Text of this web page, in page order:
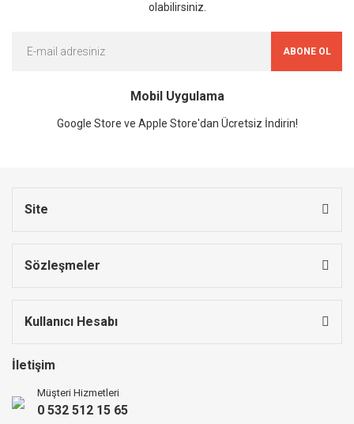
olabilirsiniz.
ABONE OL
Mobil Uygulama
Google Store ve Apple Store'dan Ücretsiz İndirin!
Site
Sözleşmeler
Kullanıcı Hesabı
İletişim
Müşteri Hizmetleri
0 532 512 15 65